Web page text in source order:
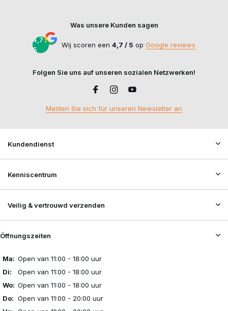
Was unsere Kunden sagen
4,7 /
5
Wij scoren een 4,7 / 5 op Google reviews
Folgen Sie uns auf unseren sozialen Netzwerken!
Melden Sie sich für unseren Newsletter an
Kundendienst
Kenniscentrum
Veilig & vertrouwd verzenden
Öffnungszeiten
Ma: Open van 11:00 - 18:00 uur
Di:
Open van 11:00 - 18:00 uur
Wo: Open van 11:00 - 18:00 uur
Do: Open van 11:00 - 20:00 uur